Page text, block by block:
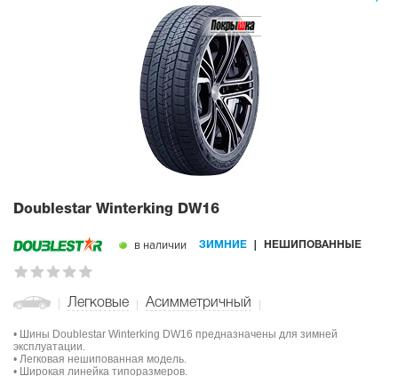
Doublestar Winterking DW16
в наличии ЗИМНИЕ НЕШИПОВАННЫЕ
Легковые Асимметричный
• Шины Doublestar Winterking DW16 предназначены для зимней
эксплуатации.
• Легковая нешипованная модель.
• Широкая линейка типоразмеров.